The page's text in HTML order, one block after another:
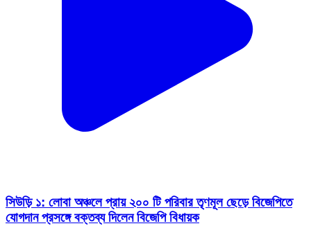
সিউড়ি ১: লোবা অঞ্চলে প্রায় ২০০ টি পরিবার তৃণমূল ছেড়ে বিজেপিতে
যোগদান প্রসঙ্গে বক্তব্য দিলেন বিজেপি বিধায়ক